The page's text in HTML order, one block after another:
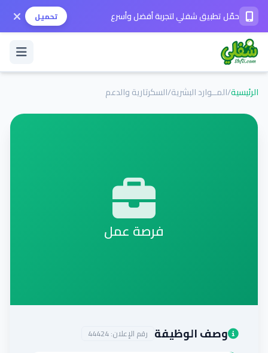
حمّل تطبيق شفلي لتجربة أفضل وأسرع تحميل
تسجيل الدخول / حساب جديدالرئيسية/المــوارد البشرية/السكرتارية والدعم
فرصة عمل
وصف الوظيفة رقم الإعلان:44424